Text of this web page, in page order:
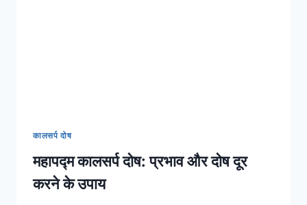
कालसर्प दोष
महापद्म कालसर्प दोष: प्रभाव और दोष दूर
करने के उपाय